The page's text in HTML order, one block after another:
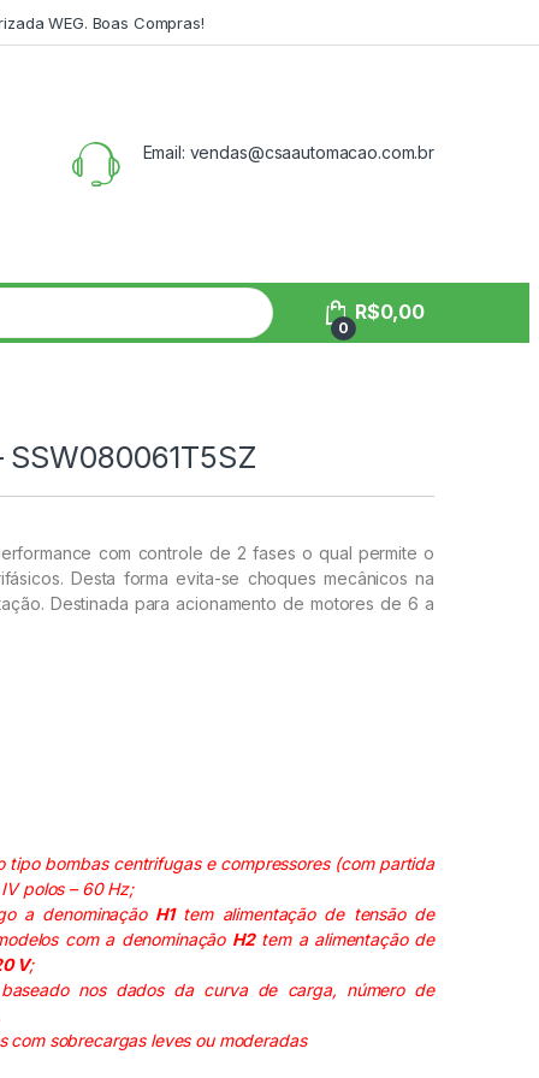
WEG. Boas Compras!
Email: vendas@csaautomacao.com.br
0
R$0,00
com controle de 2 fases o qual permite o
Desta forma evita-se choques mecânicos na
Destinada para acionamento de motores de 6 a
bombas centrifugas e compressores (com partida
polos – 60 Hz;
a denominação H1tem alimentação de tensão de
com a denominação H2tem a alimentação de
V;
nos dados da curva de carga, número de
com sobrecargas leves ou moderadas